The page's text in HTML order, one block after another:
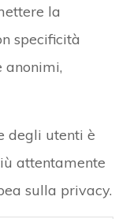
la
specificità
anonimi,
degli utenti è
attentamente
sulla privacy.